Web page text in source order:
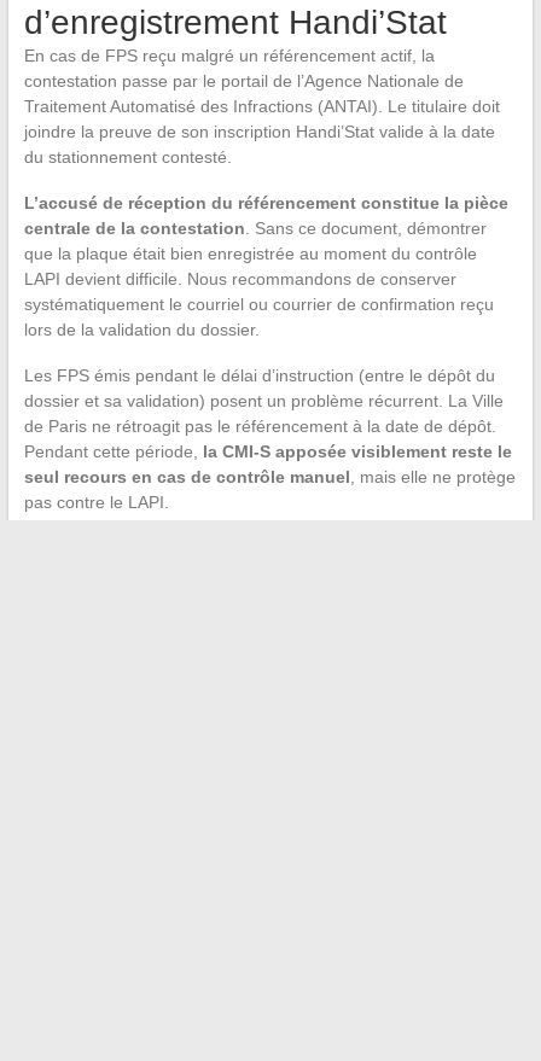
d’enregistrement Handi’Stat
En cas de FPS reçu malgré un référencement actif, la
contestation passe par le portail de l’Agence Nationale de
Traitement Automatisé des Infractions (ANTAI). Le titulaire doit
joindre la preuve de son inscription Handi’Stat valide à la date
du stationnement contesté.
L’accusé de réception du référencement constitue la pièce
centrale de la contestation . Sans ce document, démontrer
que la plaque était bien enregistrée au moment du contrôle
LAPI devient difficile. Nous recommandons de conserver
systématiquement le courriel ou courrier de confirmation reçu
lors de la validation du dossier.
Les FPS émis pendant le délai d’instruction (entre le dépôt du
dossier et sa validation) posent un problème récurrent. La Ville
de Paris ne rétroagit pas le référencement à la date de dépôt.
Pendant cette période, la CMI-S apposée visiblement reste le
seul recours en cas de contrôle manuel , mais elle ne protège
pas contre le LAPI.